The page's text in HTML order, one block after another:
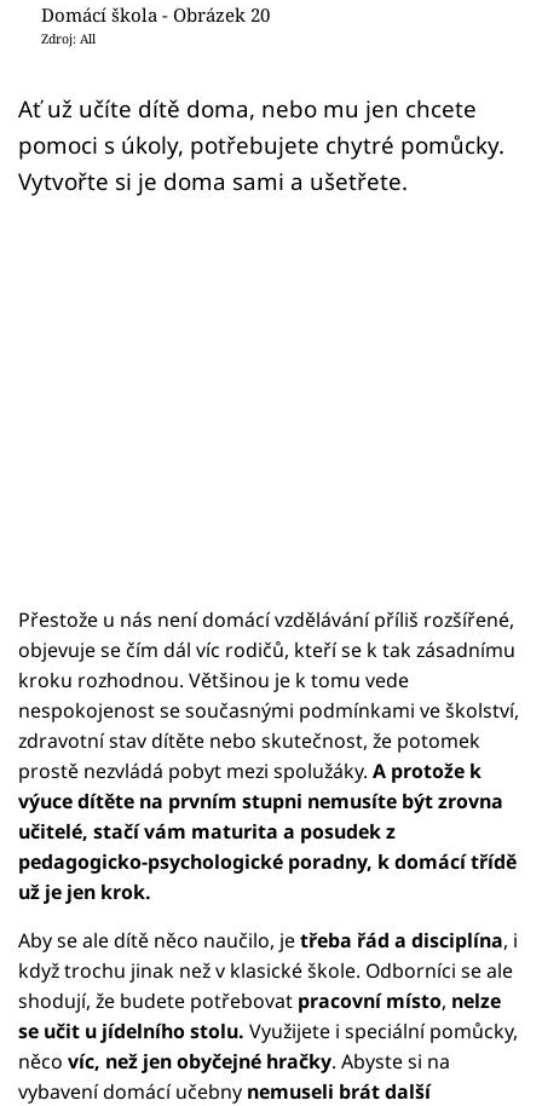
Sledujte nás
Domácí škola - Obrázek 20
Zdroj: All
Ať už učíte dítě doma, nebo mu jen chcete
pomoci s úkoly, potřebujete chytré pomůcky.
Vytvořte si je doma sami a ušetřete.
Přestože u nás není domácí vzdělávání příliš rozšířené,
objevuje se čím dál víc rodičů, kteří se k tak zásadnímu
kroku rozhodnou. Většinou je k tomu vede
nespokojenost se současnými podmínkami ve školství,
zdravotní stav dítěte nebo skutečnost, že potomek
prostě nezvládá pobyt mezi spolužáky. A protože k
výuce dítěte na prvním stupni nemusíte být zrovna
učitelé, stačí vám maturita a posudek z
pedagogicko-psychologické poradny, k domácí třídě
už je jen krok.
Aby se ale dítě něco naučilo, jetřeba řád a disciplína, i
když trochu jinak než v klasické škole. Odborníci se ale
shodují, že budete potřebovat pracovní místo, nelze
se učit u jídelního stolu. Využijete i speciální pomůcky,
něco víc, než jen obyčejné hračky. Abyste si na
vybavení domácí učebny nemuseli brát další